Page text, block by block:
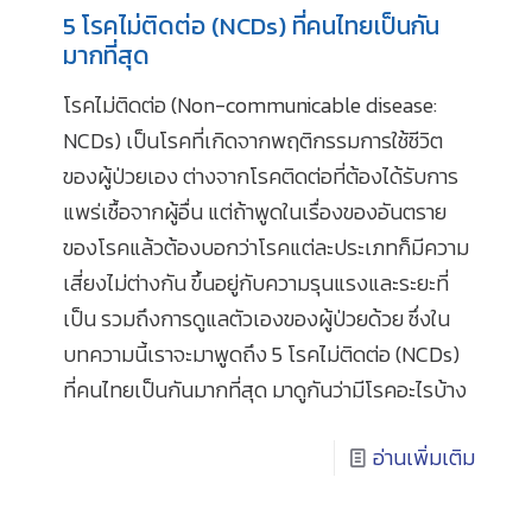
5 โรคไม่ติดต่อ (NCDs) ที่คนไทยเป็นกัน
มากที่สุด
โรคไม่ติดต่อ (Non-communicable disease:
NCDs) เป็นโรคที่เกิดจากพฤติกรรมการใช้ชีวิต
ของผู้ป่วยเอง ต่างจากโรคติดต่อที่ต้องได้รับการ
แพร่เชื้อจากผู้อื่น แต่ถ้าพูดในเรื่องของอันตราย
ของโรคแล้วต้องบอกว่าโรคแต่ละประเภทก็มีความ
เสี่ยงไม่ต่างกัน ขึ้นอยู่กับความรุนแรงและระยะที่
เป็น รวมถึงการดูแลตัวเองของผู้ป่วยด้วย ซึ่งใน
บทความนี้เราจะมาพูดถึง 5 โรคไม่ติดต่อ (NCDs)
ที่คนไทยเป็นกันมากที่สุด มาดูกันว่ามีโรคอะไรบ้าง
อ่านเพิ่มเติม